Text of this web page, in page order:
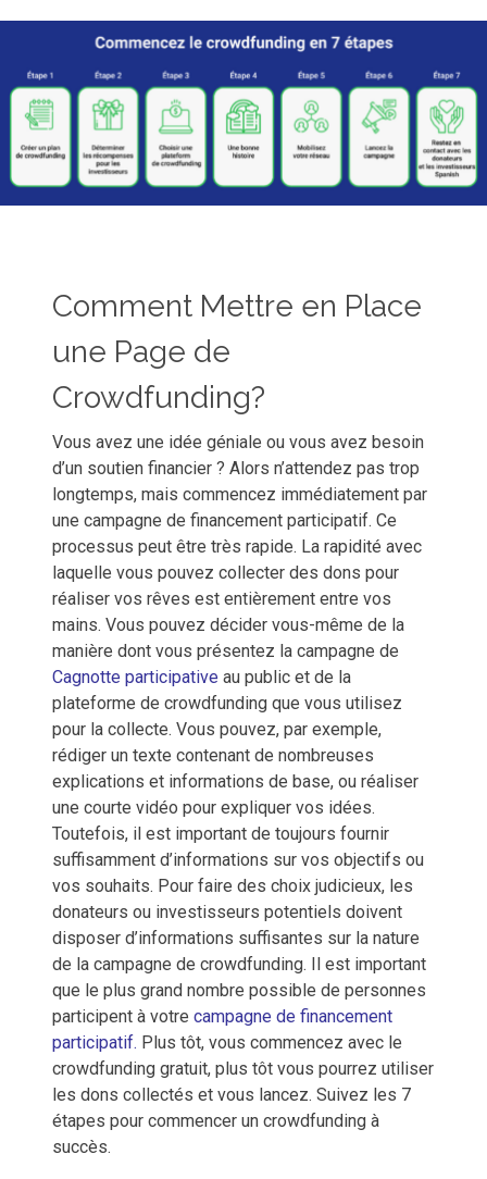
Comment Mettre en Place
une Page de
Crowdfunding?
Vous avez une idée géniale ou vous avez besoin
d’un soutien financier ? Alors n’attendez pas trop
longtemps, mais commencez immédiatement par
une campagne de financement participatif. Ce
processus peut être très rapide. La rapidité avec
laquelle vous pouvez collecter des dons pour
réaliser vos rêves est entièrement entre vos
mains. Vous pouvez décider vous-même de la
manière dont vous présentez la campagne de
Cagnotte participative au public et de la
plateforme de crowdfunding que vous utilisez
pour la collecte. Vous pouvez, par exemple,
rédiger un texte contenant de nombreuses
explications et informations de base, ou réaliser
une courte vidéo pour expliquer vos idées.
Toutefois, il est important de toujours fournir
suffisamment d’informations sur vos objectifs ou
vos souhaits. Pour faire des choix judicieux, les
donateurs ou investisseurs potentiels doivent
disposer d’informations suffisantes sur la nature
de la campagne de crowdfunding. Il est important
que le plus grand nombre possible de personnes
participent à votre campagne de financement
participatif. Plus tôt, vous commencez avec le
crowdfunding gratuit, plus tôt vous pourrez utiliser
les dons collectés et vous lancez. Suivez les 7
étapes pour commencer un crowdfunding à
succès.